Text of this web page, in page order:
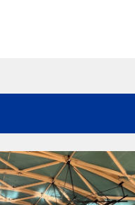
大《時空丈量師》特